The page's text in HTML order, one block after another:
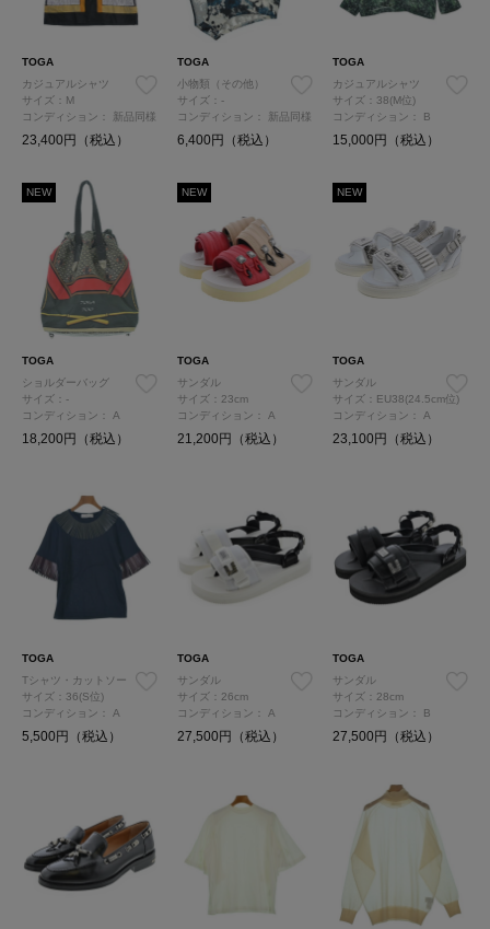
TOGA
カジュアルシャツ
サイズ：M
コンディション： 新品同様
23,400円（税込）
TOGA
小物類（その他）
サイズ：-
コンディション：
新品同様
6,400円（税込）
TOGA
カジュアルシャツ
サイズ：38(M位)
コンディション：
B
15,000円（税込）
NEW
TOGA
ショルダーバッグ
サイズ：-
コンディション： A
18,200円（税込）
NEW
TOGA
サンダル
サイズ：23cm
コンディション：
A
21,200円（税込）
NEW
TOGA
サンダル
サイズ：EU38(24.5cm位)
コンディション：
A
23,100円（税込）
TOGA
Tシャツ・カットソー
サイズ：36(S位)
コンディション： A
5,500円（税込）
TOGA
サンダル
サイズ：26cm
コンディション：
A
27,500円（税込）
TOGA
サンダル
サイズ：28cm
コンディション：
B
27,500円（税込）